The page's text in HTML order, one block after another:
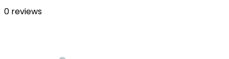
0 reviews